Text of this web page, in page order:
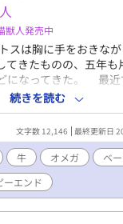
獣人発売中
は胸に手をおきなが
てきたものの、五年も
になってきた。 最近
に胸でかいのか？」と
ないのをいいことに
っている牛獣人など
のように成体になって
人は群れで生活する
い。あっても買い出し
る牛獣人のリュート
関係していた。
続きを読む
文字数 12,146 最終更新日
牛 オメガ
ベ
ーエンド